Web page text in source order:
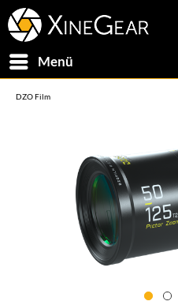
Menü
DZO Film